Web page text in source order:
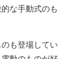
な手動式のも
も登場してい